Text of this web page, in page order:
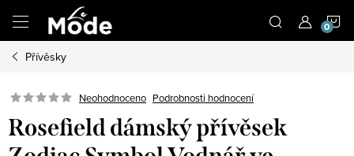
obsah
Přívěsky
Neohodnoceno Podrobnosti hodnocení
Rosefield dámský přívěsek